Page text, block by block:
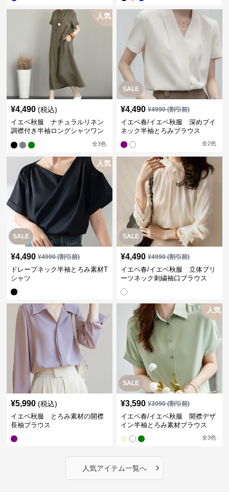
人気
¥4,490 (税込)
イエベ秋服 ナチュラルリネン
調襟付き半袖ロングシャツワン
全3色
SALE
¥4,490 ¥4990(割引前)
イエベ春/イエベ秋服 深めブイ
ネック半袖とろみブラウス
全2色
SALE
人気
¥4,490 ¥4990(割引前)
ドレープネック半袖とろみ素材T
シャツ
SALE
¥4,490 ¥4990(割引前)
イエベ春/イエベ秋服 立体プリ
ーツネック刺繍袖口ブラウス
¥5,990 (税込)
イエベ秋服 とろみ素材の開襟
長袖ブラウス
SALE
人気
¥3,590 ¥3990(割引前)
イエベ春/イエベ秋服 開襟デザ
イン半袖とろみ素材ブラウス
全3色
人気アイテム一覧へ ›